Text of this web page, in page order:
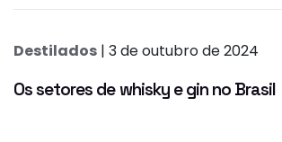
Destilados | 3 de outubro de 2024
Os setores de whisky e gin no Brasil